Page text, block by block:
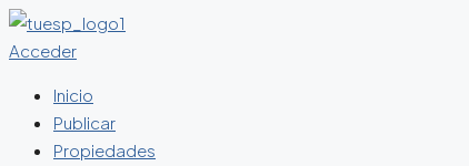
Acceder
Inicio
Publicar
Propiedades